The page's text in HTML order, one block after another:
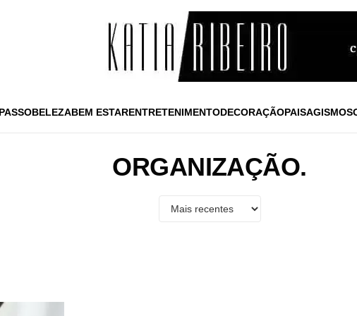
BELEZABEM ESTARENTRETENIMENTODECORAÇÃOPAISAGISMO
ORGANIZAÇÃO.